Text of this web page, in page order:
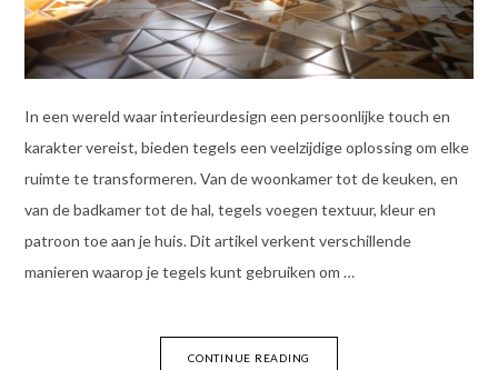
In een wereld waar interieurdesign een persoonlijke touch en
karakter vereist, bieden tegels een veelzijdige oplossing om elke
ruimte te transformeren. Van de woonkamer tot de keuken, en
van de badkamer tot de hal, tegels voegen textuur, kleur en
patroon toe aan je huis. Dit artikel verkent verschillende
manieren waarop je tegels kunt gebruiken om …
CONTINUE READING